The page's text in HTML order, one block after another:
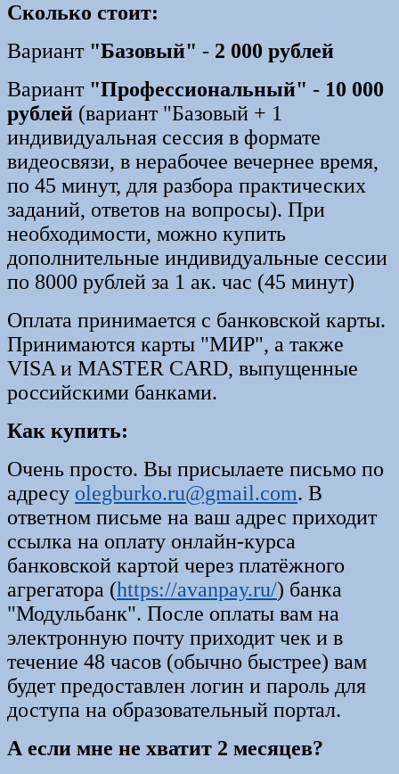
Сколько стоит:
Вариант "Базовый" - 2 000 рублей
Вариант "Профессиональный" - 10 000
рублей (вариант "Базовый + 1
индивидуальная сессия в формате
видеосвязи, в нерабочее вечернее время,
по 45 минут, для разбора практических
заданий, ответов на вопросы). При
необходимости, можно купить
дополнительные индивидуальные сессии
по 8000 рублей за 1 ак. час (45 минут)
Оплата принимается с банковской карты.
Принимаются карты "МИР", а также
VISA и MASTER CARD, выпущенные
российскими банками.
Как купить:
Очень просто. Вы присылаете письмо по
адресу olegburko.ru@gmail.com. В
ответном письме на ваш адрес приходит
ссылка на оплату онлайн-курса
банковской картой через платёжного
агрегатора (https://avanpay.ru/) банка
"Модульбанк". После оплаты вам на
электронную почту приходит чек и в
течение 48 часов (обычно быстрее) вам
будет предоставлен логин и пароль для
доступа на образовательный портал.
А если мне не хватит 2 месяцев?